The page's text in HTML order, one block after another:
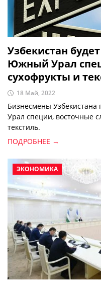
Узбекистан
Южный Урал
сухофрукты и
18 Май, 2022
Бизнесмены
Урал специи, восточные
текстиль.
ПОДРОБНЕЕ →
ЭКОНОМИКА